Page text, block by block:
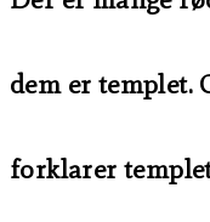
dem er templet.
forklarer